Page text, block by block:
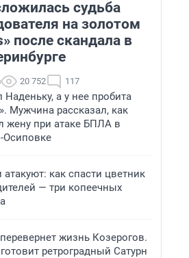
судьба
на золотом
после скандала в
20 752 117
Наденьку, а у нее пробита
Мужчина рассказал, как
жену при атаке БПЛА в
Осиповке
как спасти цветник
— три копеечных
жизнь Козерогов.
ретроградный Сатурн